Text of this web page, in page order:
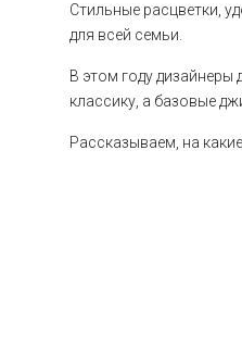
Стильные расцветки,
для всей семьи.
В этом году
классику, а базовые
Рассказываем, на